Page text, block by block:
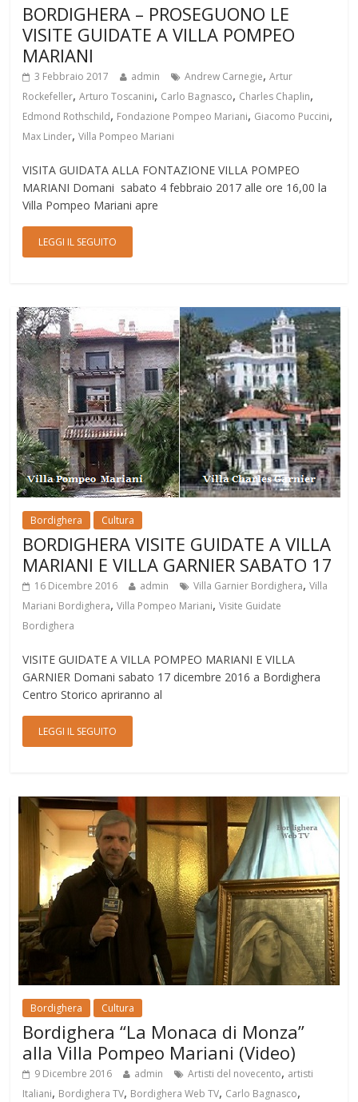
BORDIGHERA – PROSEGUONO LE
VISITE GUIDATE A VILLA POMPEO
MARIANI
3 Febbraio 2017 admin Andrew Carnegie,Artur
Rockefeller,Arturo Toscanini, Carlo Bagnasco, Charles Chaplin,
Edmond Rothschild, Fondazione Pompeo Mariani, Giacomo Puccini,
Max Linder,Villa Pompeo Mariani
VISITA GUIDATA ALLA FONTAZIONE VILLA POMPEO
MARIANI Domani sabato 4 febbraio 2017 alle ore 16,00 la
Villa Pompeo Mariani apre
LEGGI IL SEGUITO
Bordighera Cultura
BORDIGHERA VISITE GUIDATE A VILLA
MARIANI E VILLA GARNIER SABATO 17
16 Dicembre 2016 admin Villa Garnier Bordighera,Villa
Mariani Bordighera,Villa Pompeo Mariani,Visite Guidate
Bordighera
VISITE GUIDATE A VILLA POMPEO MARIANI E VILLA
GARNIER Domani sabato 17 dicembre 2016 a Bordighera
Centro Storico apriranno al
LEGGI IL SEGUITO
Bordighera Cultura
Bordighera “La Monaca di Monza”
alla Villa Pompeo Mariani (Video)
9 Dicembre 2016 admin Artisti del novecento, artisti
Italiani, Bordighera TV, Bordighera Web TV, Carlo Bagnasco,